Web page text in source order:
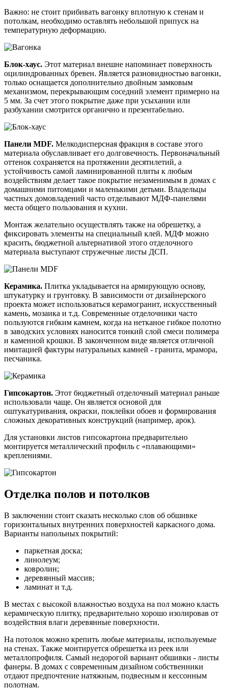
Важно: не стоит прибивать вагонку вплотную к стенам и
потолкам, необходимо оставлять небольшой припуск на
температурную деформацию.
Блок-хаус. Этот материал внешне напоминает поверхность
оцилиндрованных бревен. Является разновидностью вагонки,
только оснащается дополнительно двойным замковым
механизмом, перекрывающим соседний элемент примерно на
5 мм. За счет этого покрытие даже при усыхании или
разбухании смотрится органично и презентабельно.
Панели MDF. Мелкодисперсная фракция в составе этого
материала обуславливает его долговечность. Первоначальный
оттенок сохраняется на протяжении десятилетий, а
устойчивость самой ламинированной плиты к любым
воздействиям делает такое покрытие незаменимым в домах с
домашними питомцами и маленькими детьми. Владельцы
частных домовладений часто отделывают МДФ-панелями
места общего пользования и кухни.
Монтаж желательно осуществлять также на обрешетку, а
фиксировать элементы на специальный клей. МДФ можно
красить, бюджетной альтернативой этого отделочного
материала выступают стружечные листы ДСП.
Керамика. Плитка укладывается на армирующую основу,
штукатурку и грунтовку. В зависимости от дизайнерского
проекта может использоваться керамогранит, искусственный
камень, мозаика и т.д. Современные отделочники часто
пользуются гибким камнем, когда на нетканое гибкое полотно
в заводских условиях наносится тонкий слой смеси полимера
и каменной крошки. В законченном виде является отличной
имитацией фактуры натуральных камней - гранита, мрамора,
песчаника.
Гипсокартон. Этот бюджетный отделочный материал раньше
использовали чаще. Он является основой для
оштукатуривания, окраски, поклейки обоев и формирования
сложных декоративных конструкций (например, арок).
Для установки листов гипсокартона предварительно
монтируется металлический профиль с «плавающими»
креплениями.
Отделка полов и потолков
В заключении стоит сказать несколько слов об обшивке
горизонтальных внутренних поверхностей каркасного дома.
Варианты напольных покрытий:
паркетная доска;
линолеум;
ковролин;
деревянный массив;
ламинат и т.д.
В местах с высокой влажностью воздуха на пол можно класть
керамическую плитку, предварительно хорошо изолировав от
воздействия влаги деревянные поверхности.
На потолок можно крепить любые материалы, используемые
на стенах. Также монтируется обрешетка из реек или
металлопрофиля. Самый недорогой вариант обшивки - листы
фанеры. В домах с современным дизайном собственники
отдают предпочтение натяжным, подвесным и кессонным
полотнам.